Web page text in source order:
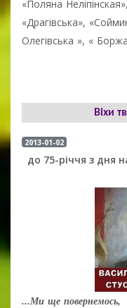
«Поляна
«Драгівська»,
Олегівська », «
Віхи
2013-01-02
до 75-річчя з дня
...Ми ще повернемось,